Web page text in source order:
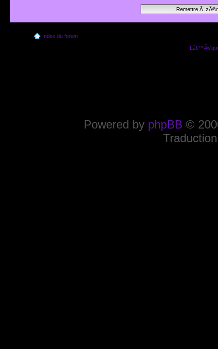
Index du forum
Powered by phpBB ©